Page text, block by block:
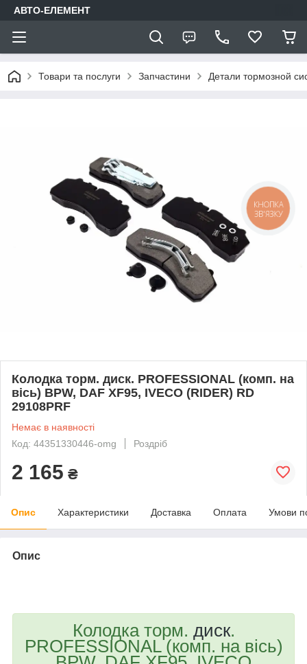
АВТО-ЕЛЕМЕНТ
Товари та послуги Запчастини Детали тормозной
Колодка торм. диск. PROFESSIONAL (комп. на
вісь) BPW, DAF XF95, IVECO (RIDER) RD
29108PRF
Немає в наявності
Код: 44351330446-omg
Роздріб
2 165 ₴
Опис Характеристики Доставка Оплата Умови
Опис
Колодка торм. диск.
PROFESSIONAL (комп. на вісь)
КНОПКА
ЗВ'ЯЗКУ